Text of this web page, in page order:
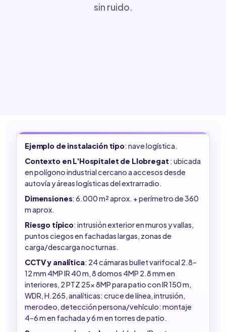
sin ruido.
Ejemplo de instalación tipo: nave logística.
Contexto en L'Hospitalet de Llobregat : ubicada
en polígono industrial cercano a accesos desde
autovía y áreas logísticas del extrarradio.
Dimensiones: 6.000 m² aprox. + perímetro de 360
m aprox.
Riesgo típico: intrusión exterior en muros y vallas,
puntos ciegos en fachadas largas, zonas de
carga/descarga nocturnas.
CCTV y analítica: 24 cámaras bullet varifocal 2.8–
12 mm 4MP IR 40 m, 8 domos 4MP 2.8 mm en
interiores, 2 PTZ 25x 8MP para patio con IR 150 m,
WDR, H.265, analíticas: cruce de línea, intrusión,
merodeo, detección persona/vehículo: montaje
4–6 m en fachada y 6 m en torres de patio.